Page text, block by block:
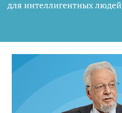
для интеллигентных людей